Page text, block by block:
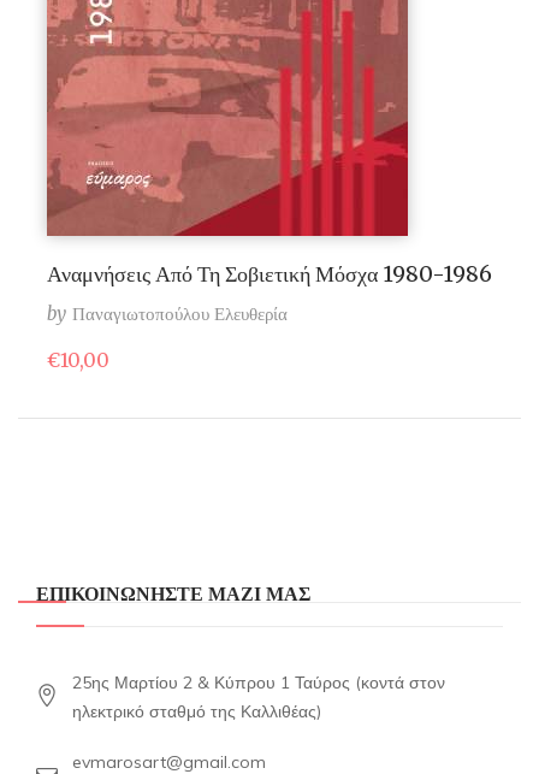
Αναμνήσεις Από Τη Σοβιετική Μόσχα 1980-1986
by Παναγιωτοπούλου Ελευθερία
€10,00
ΕΠΙΚΟΙΝΩΝΗΣΤΕ ΜΑΖΙ ΜΑΣ
25ης Μαρτίου 2 & Κύπρου 1 Ταύρος (κοντά στον
ηλεκτρικό σταθμό της Καλλιθέας)
evmarosart@gmail.com